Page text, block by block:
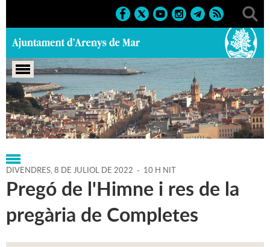
Portada > Regidories > Cultura > Agenda > 08-07-2022
DIVENDRES,8 DE JULIOL DE 2022 - 10 H NIT
Pregó de l'Himne i res de la
pregària de Completes